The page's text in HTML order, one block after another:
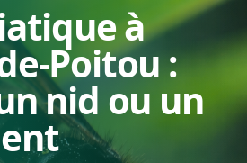
à
Poitou :
nid ou un